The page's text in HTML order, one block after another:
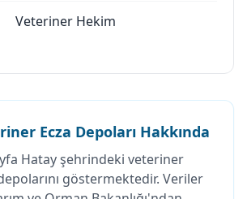
Veteriner Hekim
Ecza Depoları Hakkında
Hatay şehrindeki veteriner
göstermektedir. Veriler